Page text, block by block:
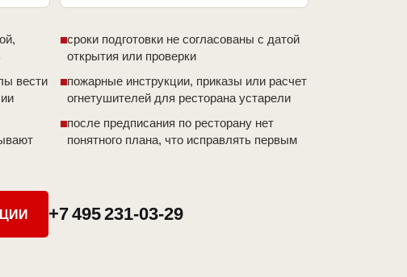
сроки подготовки не согласованы с датой
открытия или проверки
вести
пожарные инструкции, приказы или расчет
огнетушителей для ресторана устарели
после предписания по ресторану нет
понятного плана, что исправлять первым
+7 495 231-03-29